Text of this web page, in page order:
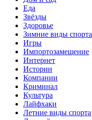
Еда
Звёзды
Здоровье
Зимние виды спорта
Игры
Импортозамещение
Интернет
Истории
Компании
Криминал
Культура
Лайфхаки
Летние виды спорта